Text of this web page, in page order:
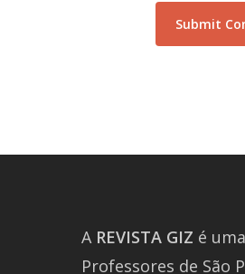
A REVISTA GIZ é
Professores de São